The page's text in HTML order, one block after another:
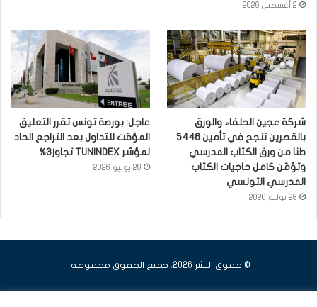
2 أغسطس 2026
شركة عجين الحلفاء والورق
بالقصرين تنجح في تأمين 5446
طنا من ورق الكتاب المدرسي
وتؤمّن كامل حاجيات الكتاب
المدرسي التونسي
28 يوليو 2026
عاجل: بورصة تونس تقرر التعليق
المؤقت للتداول بعد التراجع الحاد
لمؤشر TUNINDEX تجاوز3%
28 يوليو 2026
© حقوق النشر 2026، جميع الحقوق محفوظة